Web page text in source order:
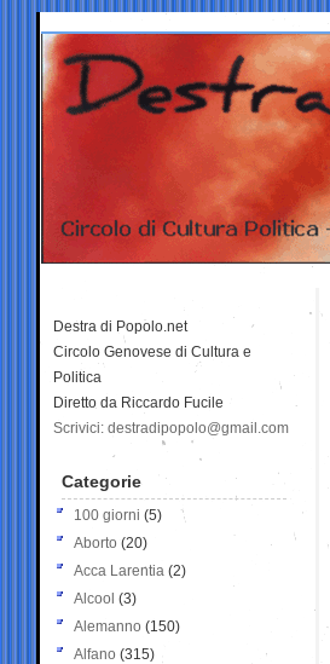
Destra di Popolo.net
Circolo Genovese di Cultura e
Politica
Diretto da Riccardo Fucile
Scrivici: destradipopolo@gmail.com
Categorie
100 giorni (5)
Aborto (20)
Acca Larentia (2)
Alcool (3)
Alemanno (150)
Alfano (315)